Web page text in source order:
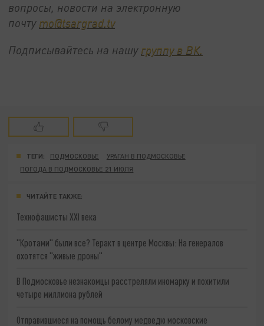
вопросы, новости на электронную
почту mo@tsargrad.tv
Подписывайтесь на нашу группу в ВК.
ТЕГИ: ПОДМОСКОВЬЕ
УРАГАН В ПОДМОСКОВЬЕ
ПОГОДА В ПОДМОСКОВЬЕ 21 ИЮЛЯ
ЧИТАЙТЕ ТАКЖЕ:
Технофашисты XXI века
"Кротами" были все? Теракт в центре Москвы: На генералов
охотятся "живые дроны"
В Подмосковье незнакомцы расстреляли иномарку и похитили
четыре миллиона рублей
Отправившиеся на помощь белому медведю московские